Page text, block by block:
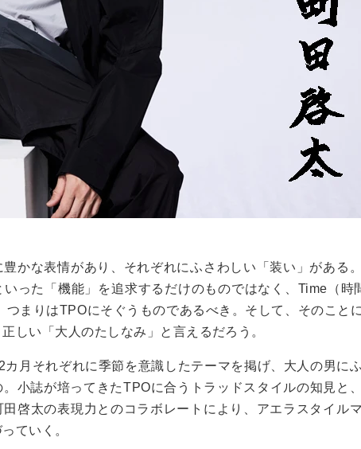
豊かな表情があり、それぞれにふさわしい「装い」がある
った「機能」を追求するだけのものではなく、Time（時
つまりはTPOにそぐうものであるべき。そして、そのこと
しい「大人のたしなみ」と言えるだろう。
カ月それぞれに季節を意識したテーマを掲げ、大人の男に
小誌が培ってきたTPOに合うトラッドスタイルの知見と
田啓太の表現力とのコラボレートにより、アエラスタイル
ていく。